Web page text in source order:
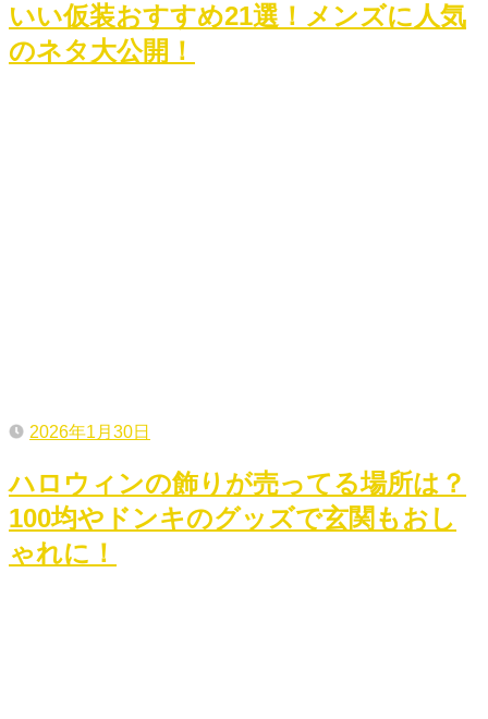
いい仮装おすすめ21選！メンズに人気
のネタ大公開！
2026年1月30日
ハロウィンの飾りが売ってる場所は？
100均やドンキのグッズで玄関もおし
ゃれに！